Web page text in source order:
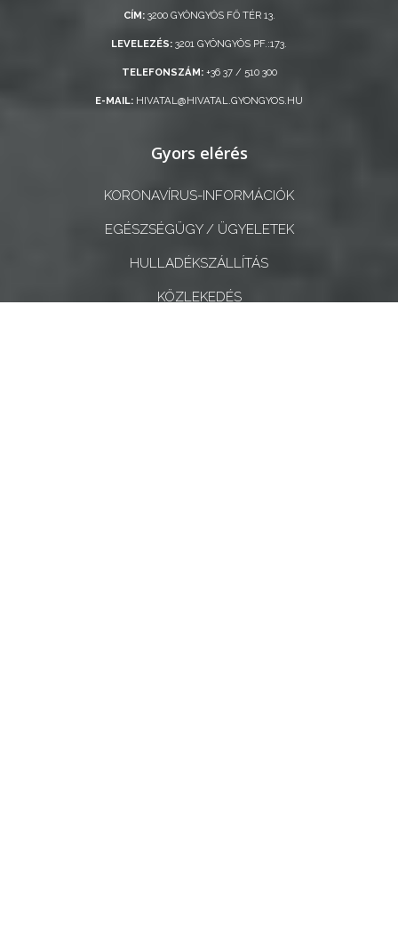
CÍM:3200 GYÖNGYÖS FŐ TÉR 13.
LEVELEZÉS: 3201 GYÖNGYÖS PF.:173.
TELEFONSZÁM:+36 37 / 510 300
E-MAIL: HIVATAL@HIVATAL.GYONGYOS.HU
Gyors elérés
KORONAVÍRUS-INFORMÁCIÓK
EGÉSZSÉGÜGY / ÜGYELETEK
HULLADÉKSZÁLLÍTÁS
KÖZLEKEDÉS